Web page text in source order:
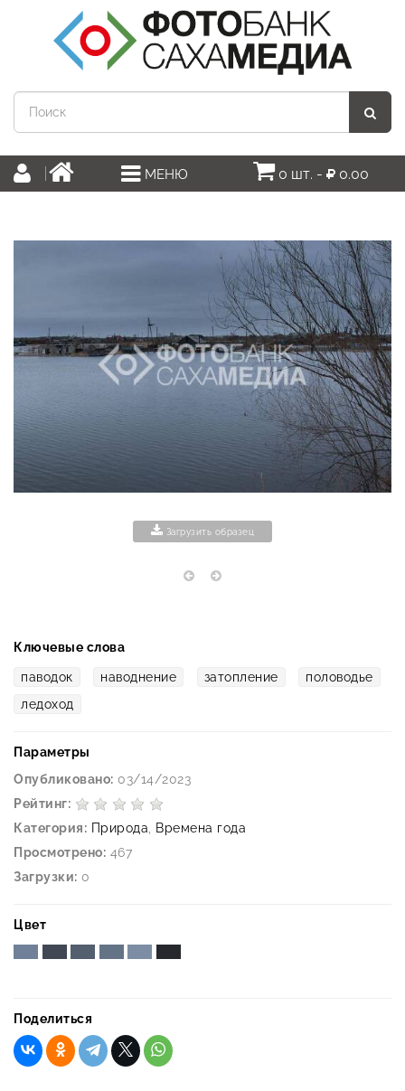
МЕНЮ 0 шт. - 0.00
Загрузить образец
Ключевые слова
паводок наводнение затопление
половодье
ледоход
Параметры
Опубликовано: 03/14/2023
Рейтинг:
Категория: Природа
Времена года
Просмотрено: 467
Загрузки: 0
Цвет
Поделиться